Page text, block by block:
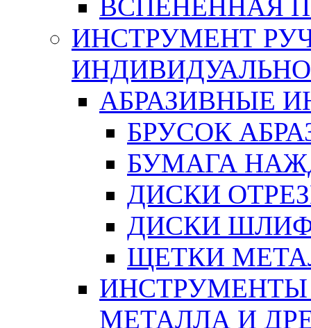
ВСПЕНЕННАЯ
ИНСТРУМЕНТ
АБРАЗИВНЫЕ
БРУСОК
БУМАГА
ДИСКИ
ДИСКИ
ЩЕТКИ
ИНСТРУМЕНТЫ
МЕТАЛЛА И